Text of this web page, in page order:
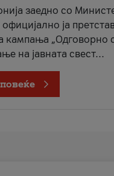
заедно со
ја
кампања „Одговорно
на јавната свест...